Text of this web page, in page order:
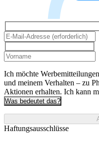
Ich möchte
und meinem Verhalten – zu
Aktionen erhalten. Ich kann
Was bedeutet das?
Haftungsausschlüsse